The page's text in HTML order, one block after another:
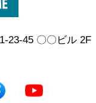
23-45 〇〇ビル 2F